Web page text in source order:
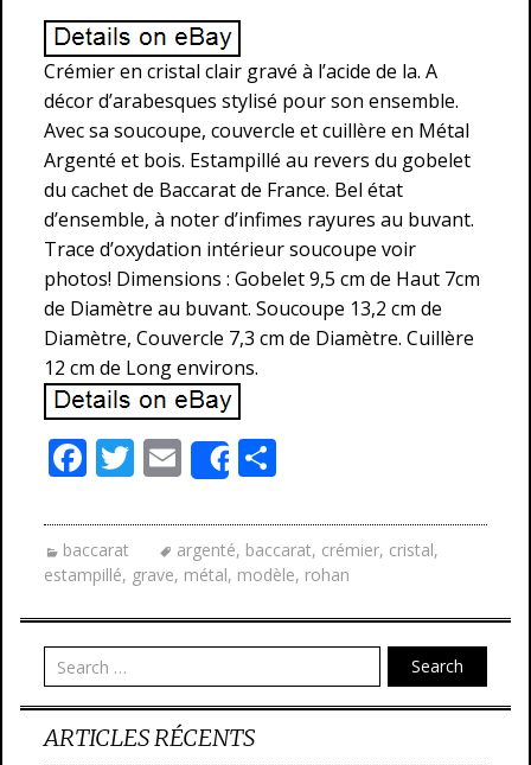
Crémier en cristal clair gravé à l’acide de la. A
décor d’arabesques stylisé pour son ensemble.
Avec sa soucoupe, couvercle et cuillère en Métal
Argenté et bois. Estampillé au revers du gobelet
du cachet de Baccarat de France. Bel état
d’ensemble, à noter d’infimes rayures au buvant.
Trace d’oxydation intérieur soucoupe voir
photos! Dimensions : Gobelet 9,5 cm de Haut 7cm
de Diamètre au buvant. Soucoupe 13,2 cm de
Diamètre, Couvercle 7,3 cm de Diamètre. Cuillère
12 cm de Long environs.
F
e
b
o
o
k
T
itt
er
E
m
ai
l
Share
ta
g
er
baccarat argenté, baccarat, crémier, cristal,
estampillé, grave, métal, modèle, rohan
Search
ARTICLES RÉCENTS